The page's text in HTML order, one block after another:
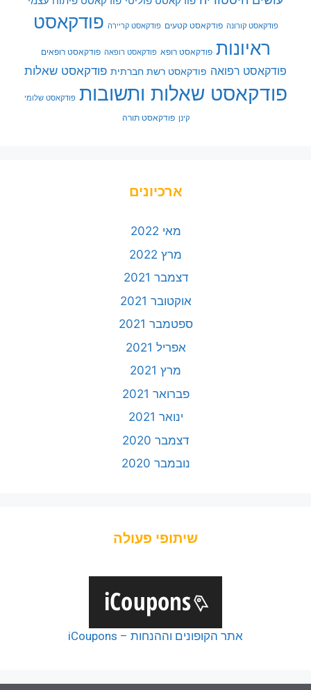
פודקאסט קורונה פודקאסט קטעים פודקאסט קריירה פודקאסט
ראיונות פודקאסט רופא פודקאסט רופאה פודקאסט רופאים
פודקאסט רפואה פודקאסט רשת חברתית פודקאסט שאלות
פודקאסט שאלות ותשובות פודקאסט שלומי
קינן פודקאסט תורה
ארכיונים
מאי 2022
מרץ 2022
דצמבר 2021
אוקטובר 2021
ספטמבר 2021
אפריל 2021
מרץ 2021
פברואר 2021
ינואר 2021
דצמבר 2020
נובמבר 2020
שיתופי פעולה
אתר הקופונים וההנחות – iCoupons